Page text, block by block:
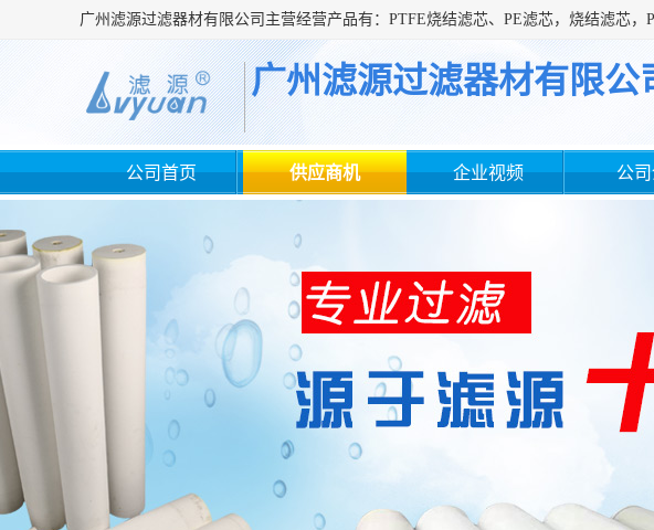
广州滤源过滤器材有限公
公司首页 供应商机 企业视频 公